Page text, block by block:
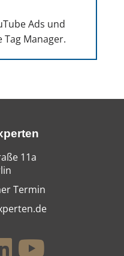
Ads und
Manager.
11a
Termin